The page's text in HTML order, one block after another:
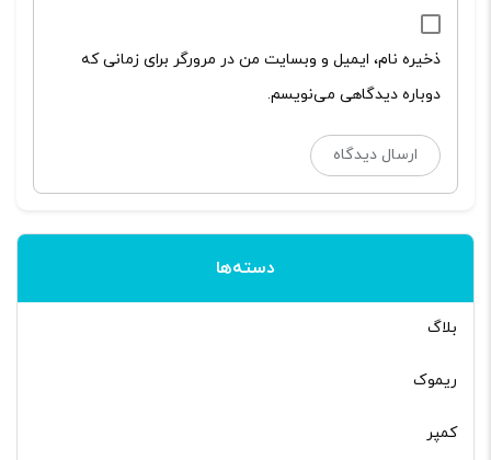
دسته‌ها
بلاگ
ریموک
کمپر
ذخیره نام، ایمیل و وبسایت من در مرورگر برای زمانی که
دوباره دیدگاهی می‌نویسم.